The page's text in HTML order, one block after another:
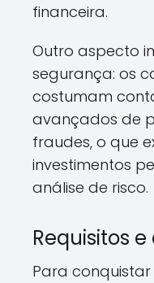
financeira.
Outro aspecto
segurança: os
costumam
avançados de
fraudes, o que
investimentos
análise de risco.
Requisitos
Para